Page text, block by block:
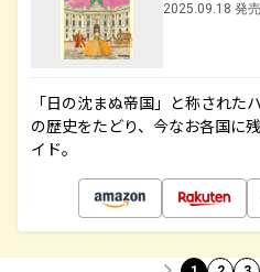
2025.09.18 発売
「日の沈まぬ帝国」と称され
の歴史をたどり、今なお各国に
イド。